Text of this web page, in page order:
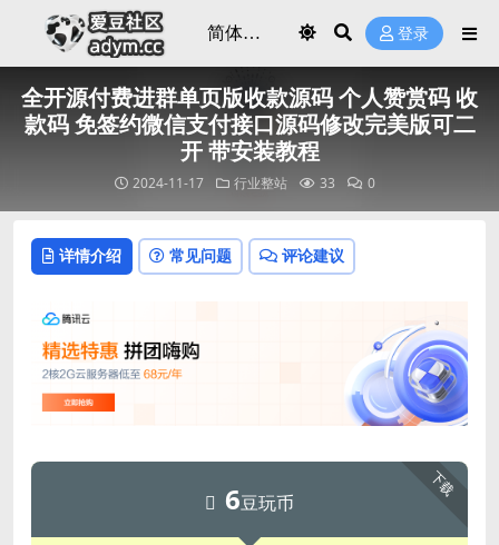
登录
全开源付费进群单页版收款源码 个人赞赏码 收
款码 免签约微信支付接口源码修改完美版可二
开 带安装教程
2024-11-17 行业整站 33 0
详情介绍 常见问题 评论建议
下载
6豆玩币